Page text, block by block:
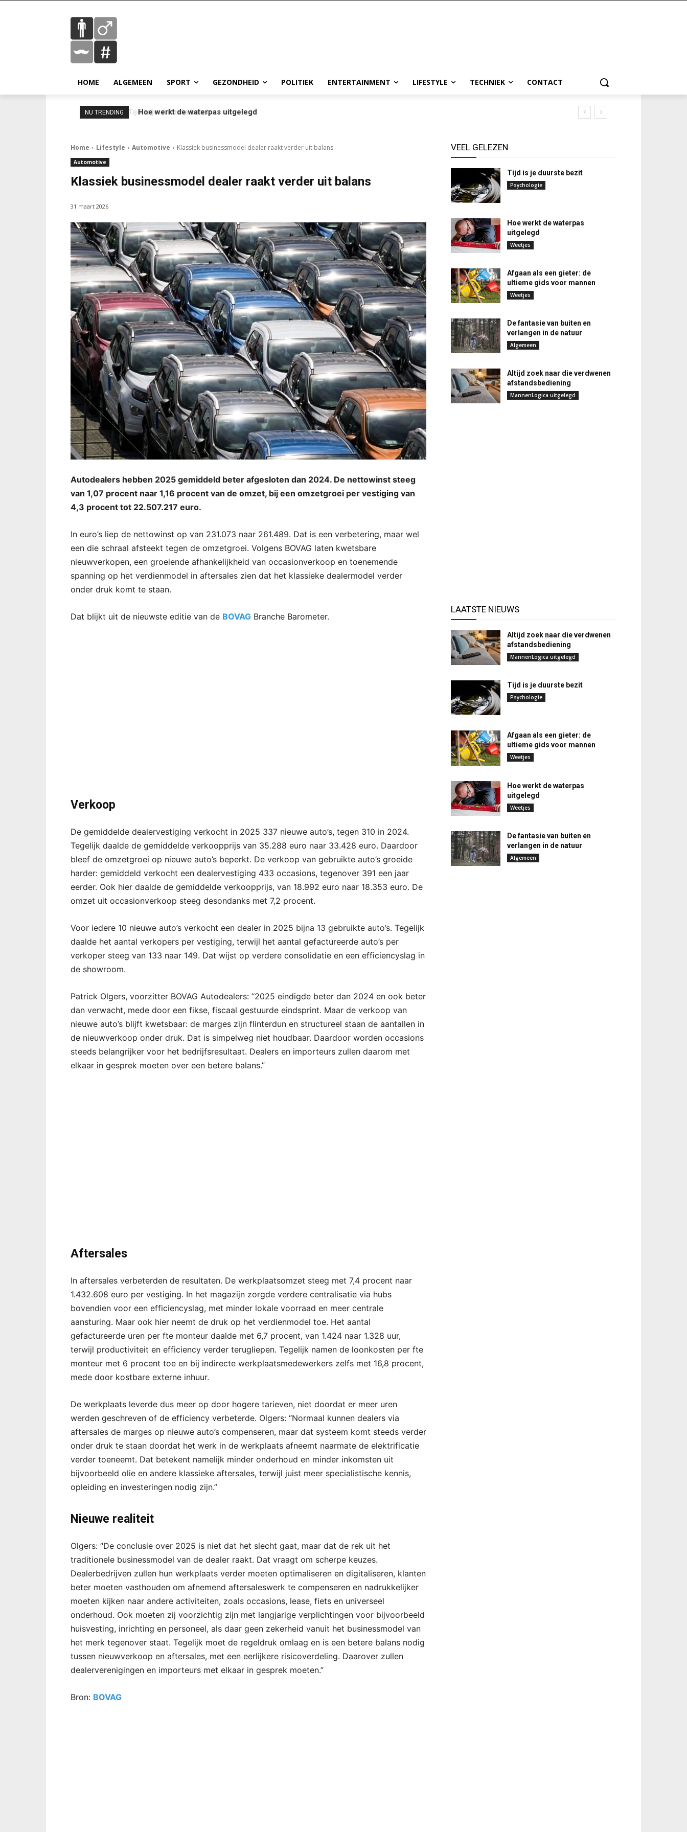
HOME ALGEMEEN SPORT GEZONDHEID POLITIEK ENTERTAINMENT LIFESTYLE TECHNIEK CONTACT
NU TRENDING Hoe werkt de waterpas uitgelegd
Home Lifestyle Automotive Klassiek businessmodel dealer raakt verder uit balans
Automotive
Klassiek businessmodel dealer raakt verder uit balans
31 maart 2026
Autodealers hebben 2025 gemiddeld beter afgesloten dan 2024. De nettowinst steeg
van 1,07 procent naar 1,16 procent van de omzet, bij een omzetgroei per vestiging van
4,3 procent tot 22.507.217 euro.
In euro’s liep de nettowinst op van 231.073 naar 261.489. Dat is een verbetering, maar wel
een die schraal afsteekt tegen de omzetgroei. Volgens BOVAG laten kwetsbare
nieuwverkopen, een groeiende afhankelijkheid van occasionverkoop en toenemende
spanning op het verdienmodel in aftersales zien dat het klassieke dealermodel verder
onder druk komt te staan.
Dat blijkt uit de nieuwste editie van de BOVAG Branche Barometer.
Verkoop
De gemiddelde dealervestiging verkocht in 2025 337 nieuwe auto’s, tegen 310 in 2024.
Tegelijk daalde de gemiddelde verkoopprijs van 35.288 euro naar 33.428 euro. Daardoor
bleef de omzetgroei op nieuwe auto’s beperkt. De verkoop van gebruikte auto’s groeide
harder: gemiddeld verkocht een dealervestiging 433 occasions, tegenover 391 een jaar
eerder. Ook hier daalde de gemiddelde verkoopprijs, van 18.992 euro naar 18.353 euro. De
omzet uit occasionverkoop steeg desondanks met 7,2 procent.
Voor iedere 10 nieuwe auto’s verkocht een dealer in 2025 bijna 13 gebruikte auto’s. Tegelijk
daalde het aantal verkopers per vestiging, terwijl het aantal gefactureerde auto’s per
verkoper steeg van 133 naar 149. Dat wijst op verdere consolidatie en een efficiencyslag in
de showroom.
Patrick Olgers, voorzitter BOVAG Autodealers: “2025 eindigde beter dan 2024 en ook beter
dan verwacht, mede door een fikse, fiscaal gestuurde eindsprint. Maar de verkoop van
nieuwe auto’s blijft kwetsbaar: de marges zijn flinterdun en structureel staan de aantallen in
de nieuwverkoop onder druk. Dat is simpelweg niet houdbaar. Daardoor worden occasions
steeds belangrijker voor het bedrijfsresultaat. Dealers en importeurs zullen daarom met
elkaar in gesprek moeten over een betere balans.”
Aftersales
In aftersales verbeterden de resultaten. De werkplaatsomzet steeg met 7,4 procent naar
1.432.608 euro per vestiging. In het magazijn zorgde verdere centralisatie via hubs
bovendien voor een efficiencyslag, met minder lokale voorraad en meer centrale
aansturing. Maar ook hier neemt de druk op het verdienmodel toe. Het aantal
gefactureerde uren per fte monteur daalde met 6,7 procent, van 1.424 naar 1.328 uur,
terwijl productiviteit en efficiency verder terugliepen. Tegelijk namen de loonkosten per fte
monteur met 6 procent toe en bij indirecte werkplaatsmedewerkers zelfs met 16,8 procent,
mede door kostbare externe inhuur.
De werkplaats leverde dus meer op door hogere tarieven, niet doordat er meer uren
werden geschreven of de efficiency verbeterde. Olgers: “Normaal kunnen dealers via
aftersales de marges op nieuwe auto’s compenseren, maar dat systeem komt steeds verder
onder druk te staan doordat het werk in de werkplaats afneemt naarmate de elektrificatie
verder toeneemt. Dat betekent namelijk minder onderhoud en minder inkomsten uit
bijvoorbeeld olie en andere klassieke aftersales, terwijl juist meer specialistische kennis,
opleiding en investeringen nodig zijn.”
Nieuwe realiteit
Olgers: “De conclusie over 2025 is niet dat het slecht gaat, maar dat de rek uit het
traditionele businessmodel van de dealer raakt. Dat vraagt om scherpe keuzes.
Dealerbedrijven zullen hun werkplaats verder moeten optimaliseren en digitaliseren, klanten
beter moeten vasthouden om afnemend aftersaleswerk te compenseren en nadrukkelijker
moeten kijken naar andere activiteiten, zoals occasions, lease, fiets en universeel
onderhoud. Ook moeten zij voorzichtig zijn met langjarige verplichtingen voor bijvoorbeeld
huisvesting, inrichting en personeel, als daar geen zekerheid vanuit het businessmodel van
het merk tegenover staat. Tegelijk moet de regeldruk omlaag en is een betere balans nodig
tussen nieuwverkoop en aftersales, met een eerlijkere risicoverdeling. Daarover zullen
dealerverenigingen en importeurs met elkaar in gesprek moeten.”
Bron: BOVAG
VEEL GELEZEN
Tijd is je duurste bezit
Psychologie
Hoe werkt de waterpas
uitgelegd
Weetjes
Afgaan als een gieter: de
ultieme gids voor mannen
Weetjes
De fantasie van buiten en
verlangen in de natuur
Algemeen
Altijd zoek naar die verdwenen
afstandsbediening
MannenLogica uitgelegd
LAATSTE NIEUWS
Altijd zoek naar die verdwenen
afstandsbediening
MannenLogica uitgelegd
Tijd is je duurste bezit
Psychologie
Afgaan als een gieter: de
ultieme gids voor mannen
Weetjes
Hoe werkt de waterpas
uitgelegd
Weetjes
De fantasie van buiten en
verlangen in de natuur
Algemeen